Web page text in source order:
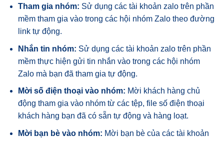
Tham gia nhóm: Sử dụng các tài khoản zalo trên phần
mềm tham gia vào trong các hội nhóm Zalo theo đường
link tự động.
Nhắn tin nhóm: Sử dụng các tài khoản zalo trên phần
mềm thực hiện gửi tin nhắn vào trong các hội nhóm
Zalo mà bạn đã tham gia tự động.
Mời số điện thoại vào nhóm: Mời khách hàng chủ
động tham gia vào nhóm từ các tệp, file số điện thoại
khách hàng bạn đã có sẵn tự động và hàng loạt.
Mời bạn bè vào nhóm: Mời bạn bè của các tài khoản